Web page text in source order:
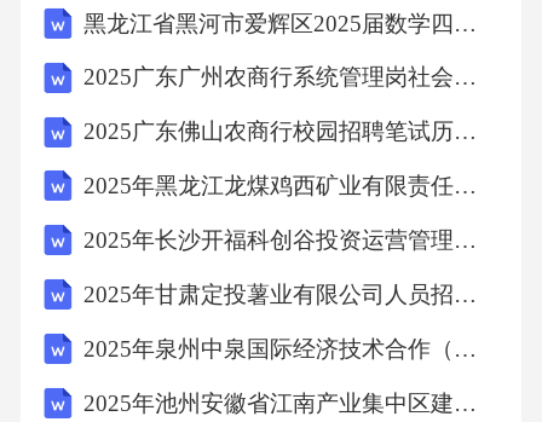
黑龙江省黑河市爱辉区2025届数学四下期中联考试题含解析
2025广东广州农商行系统管理岗社会招聘笔试历年典型考题及考点剖析附带答案详解
2025广东佛山农商行校园招聘笔试历年典型考题及考点剖析附带答案详解
2025年黑龙江龙煤鸡西矿业有限责任公司招聘900人笔试历年备考题库附带答案详解
2025年长沙开福科创谷投资运营管理有限公司招聘6人笔试历年典型考点题库附带答案详解
2025年甘肃定投薯业有限公司人员招聘笔试历年难易错考点试卷带答案解析
2025年泉州中泉国际经济技术合作（集团）有限公司招聘3人笔试历年常考点试题专练附带答案详解
2025年池州安徽省江南产业集中区建设投资发展(集团)有限公司招聘8名笔试历年典型考点题库附带答案详解